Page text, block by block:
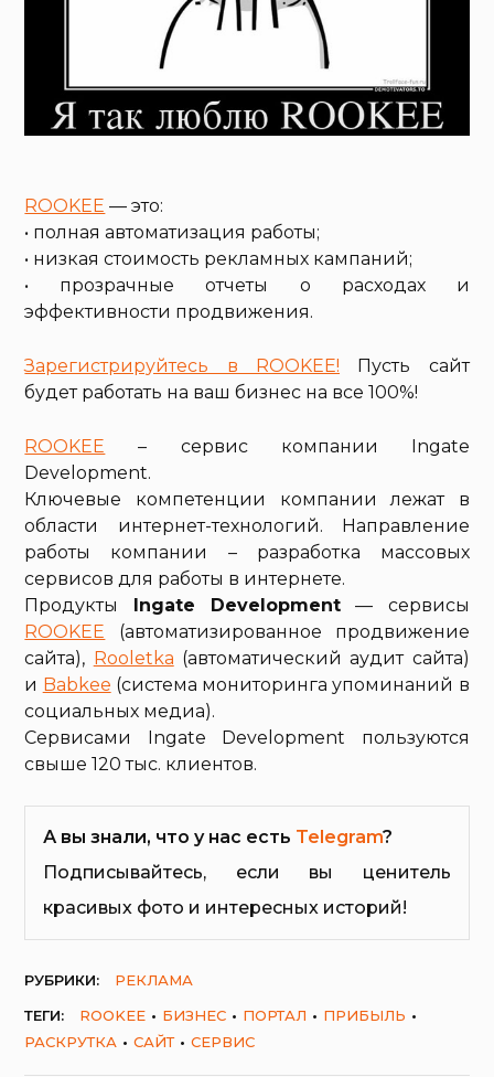
ROOKEE — это:
• полная автоматизация работы;
• низкая стоимость рекламных кампаний;
• прозрачные отчеты о расходах и
эффективности продвижения.
Зарегистрируйтесь в ROOKEE! Пусть сайт
будет работать на ваш бизнес на все 100%!
ROOKEE – сервис компании Ingate
Development.
Ключевые компетенции компании лежат в
области интернет-технологий. Направление
работы компании – разработка массовых
сервисов для работы в интернете.
Продукты Ingate Development — сервисы
ROOKEE (автоматизированное продвижение
сайта), Rooletka (автоматический аудит сайта)
и Babkee (система мониторинга упоминаний в
социальных медиа).
Сервисами Ingate Development пользуются
свыше 120 тыс. клиентов.
А вы знали, что у нас есть Telegram?
Подписывайтесь, если вы ценитель
красивых фото и интересных историй!
РУБРИКИ:
РЕКЛАМА
ТЕГИ:
ROOKEE БИЗНЕС ПОРТАЛ
ПРИБЫЛЬ
РАСКРУТКА
САЙТ СЕРВИС